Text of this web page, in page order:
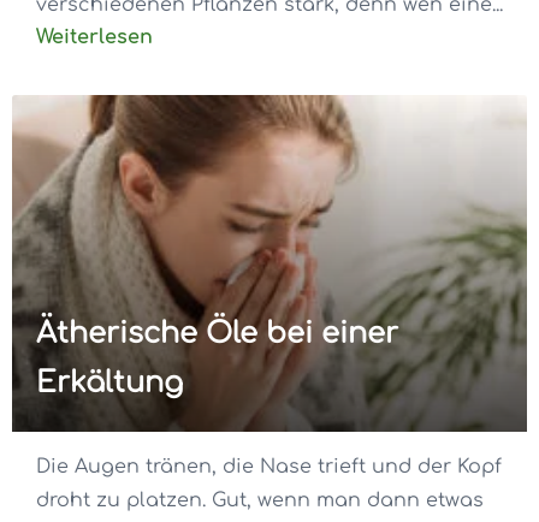
verschiedenen Pflanzen stark, denn wen eine...
Weiterlesen
Ätherische Öle bei einer
Erkältung
Die Augen tränen, die Nase trieft und der Kopf
droht zu platzen. Gut, wenn man dann etwas